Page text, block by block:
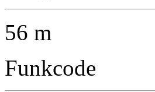
56 m
Funkcode